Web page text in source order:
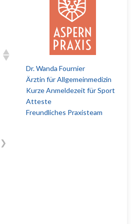
❯
Dr. Wanda Fournier
Ärztin für Allgemeinmedizin
Kurze Anmeldezeit für Sport
Atteste
Freundliches Praxisteam